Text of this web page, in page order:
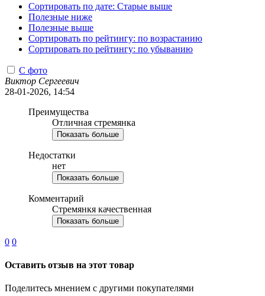
Сортировать по дате: Старые выше
Полезные ниже
Полезные выше
Сортировать по рейтингу: по возрастанию
Сортировать по рейтингу: по убыванию
С фото
Виктор Сергеевич
28-01-2026, 14:54
Преимущества
Отличная стремянка
Показать больше
Недостатки
нет
Показать больше
Комментарий
Стремянкя качественная
Показать больше
0 0
Оставить отзыв на этот товар
Поделитесь мнением с другими покупателями